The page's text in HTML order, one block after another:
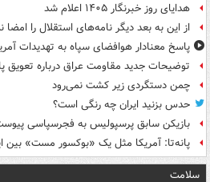
هدایای روز خبرنگار ۱۴۰۵ اعلام شد
از این به بعد دیگر نامه‌های استقلال را امضا
پاسخ معنادار هوافضای سپاه به تهدیدات
توضیحات جدید مقاومت عراق درباره تعویق
چمن دستگردی زیر کشت نمی‌رود
حدس بزنید ایران چه رنگی است؟
بازیکن سابق پرسپولیس به فجرسپاسی
پانه‌تا: آمریکا مثل یک «بوکسور مست» بین
سلامت